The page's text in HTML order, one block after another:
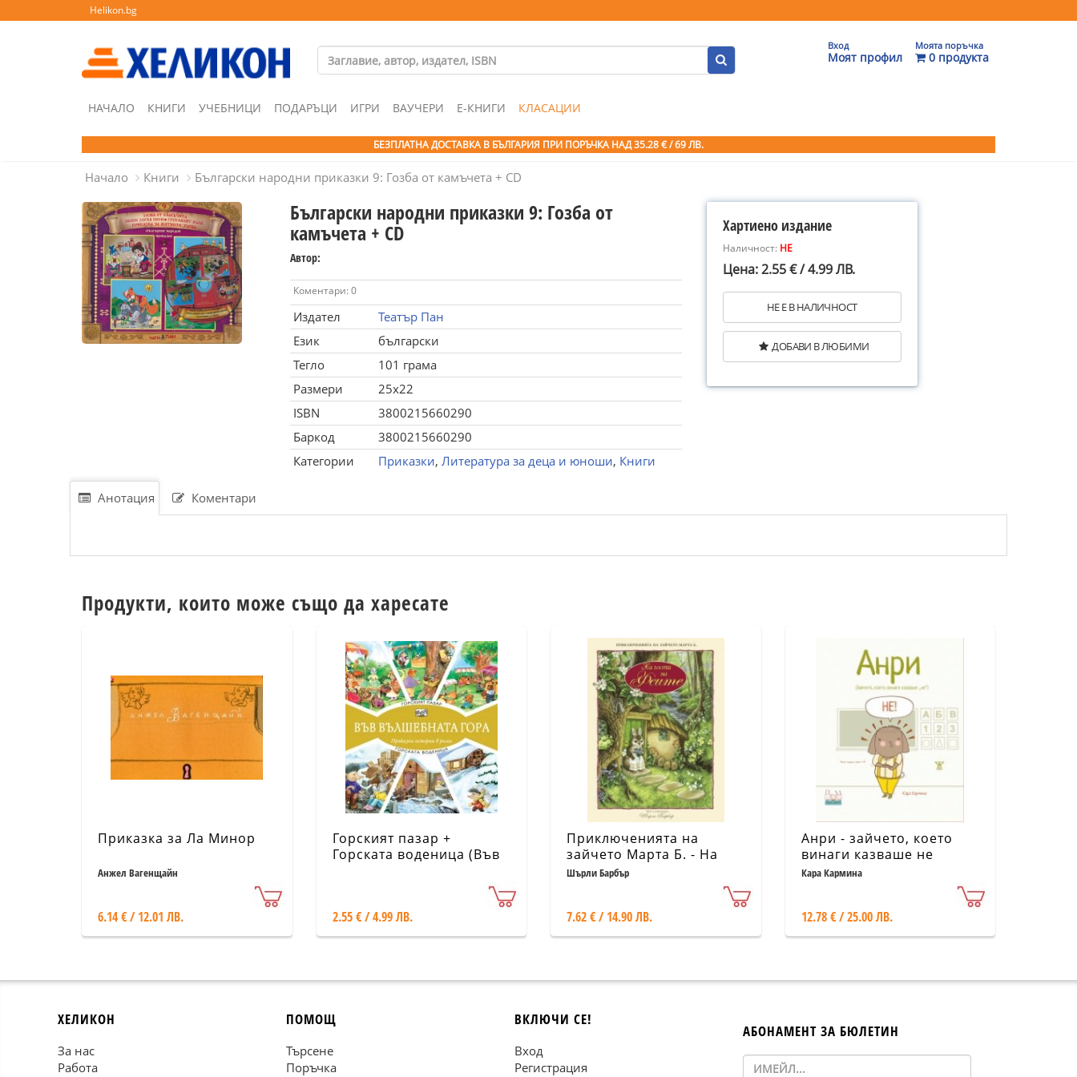
Helikon.bg
Вход
Моят профил
Моята поръчка
0 продукта
НАЧАЛО КНИГИ УЧЕБНИЦИ ПОДАРЪЦИ ИГРИ ВАУЧЕРИ Е-КНИГИ КЛАСАЦИИ
БЕЗПЛАТНА ДОСТАВКА В БЪЛГАРИЯ ПРИ ПОРЪЧКА НАД 35.28 € / 69 ЛВ.
Начало Книги Български народни приказки 9: Гозба от камъчета + CD
Български народни приказки 9: Гозба от
камъчета + CD
Автор:
Коментари: 0
Издател
Театър Пан
Език
български
Тегло
101 грама
Размери
25x22
ISBN
3800215660290
Баркод
3800215660290
Категории
Приказки, Литература за деца и юноши, Книги
Хартиено издание
Наличност: НЕ
Цена: 2.55 € / 4.99 ЛВ.
НЕ Е В НАЛИЧНОСТ
ДОБАВИ В ЛЮБИМИ
Анотация Коментари
Продукти, които може също да харесате
Приказка за Ла Минор
Анжел Вагенщайн
6.14 € / 12.01 ЛВ.
Горският пазар +
Горската воденица (Във
2.55 € / 4.99 ЛВ.
Приключенията на
зайчето Марта Б. - На
гости на феите
Шърли Барбър
7.62 € / 14.90 ЛВ.
Анри - зайчето, което
винаги казваше не
Кара Кармина
12.78 € / 25.00 ЛВ.
ХЕЛИКОН
За нас
Работа
ПОМОЩ
Търсене
Поръчка
ВКЛЮЧИ СЕ!
Вход
Регистрация
АБОНАМЕНТ ЗА БЮЛЕТИН